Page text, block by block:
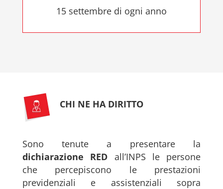
15 settembre di ogni anno
CHI NE HA DIRITTO
Sono tenute a presentare la
dichiarazione RED all’INPS le persone
che percepiscono le prestazioni
previdenziali e assistenziali sopra